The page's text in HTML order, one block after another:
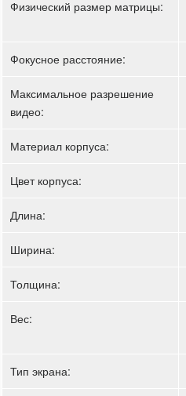
Физический размер матрицы:
Фокусное расстояние:
Максимальное разрешение
видео:
Материал корпуса:
Цвет корпуса:
Длина:
Ширина:
Толщина:
Вес:
Тип экрана: